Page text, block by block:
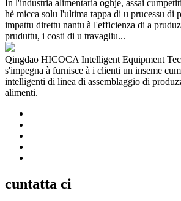
In l'industria alimentaria oghje, assai
hè micca solu l'ultima tappa di u prucessu di
impattu direttu nantu à l'efficienza di a
pruduttu, i costi di u travagliu...
Qingdao HICOCA Intelligent Equipment
s'impegna à furnisce à i clienti un inseme
intelligenti di linea di assemblaggio di
alimenti.
cuntatta ci